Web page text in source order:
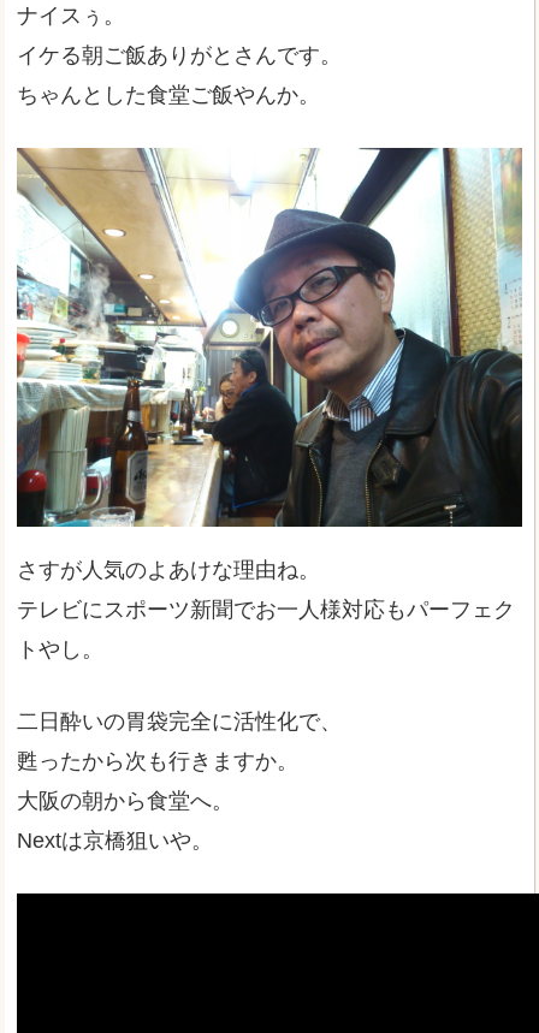
ナイスぅ。
イケる朝ご飯ありがとさんです。
ちゃんとした食堂ご飯やんか。
さすが人気のよあけな理由ね。
テレビにスポーツ新聞でお一人様対応もパーフェク
トやし。
二日酔いの胃袋完全に活性化で、
甦ったから次も行きますか。
大阪の朝から食堂へ。
Nextは京橋狙いや。